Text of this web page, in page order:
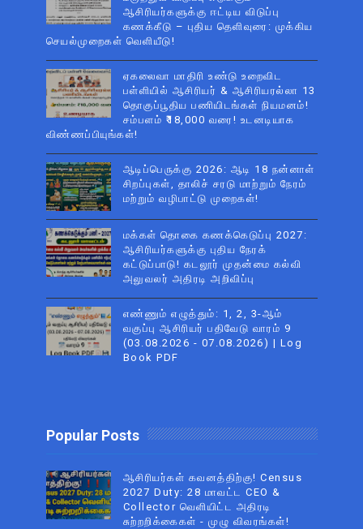
ஆசிரியர்களுக்கு ஈட்டிய விடுப்பு
கணக்கீடு – புதிய தெளிவுரை: முக்கிய
செயல்முறைகள் வெளியீடு!
ஏகலைவா மாதிரி உண்டு உறைவிட
பள்ளியில் ஆசிரியர் & ஆசிரியரல்லா 13
தொகுப்பூதிய பணியிடங்கள் நியமனம்!
சம்பளம் ₹18,000 வரை! உடனடியாக
விண்ணப்பியுங்கள்!
ஆடிப்பெருக்கு 2026: ஆடி 18 நன்னாள்
சிறப்புகள், தாலிச் சரடு மாற்றும் நேரம்
மற்றும் வழிபாட்டு முறைகள்!
மக்கள் தொகை கணக்கெடுப்பு 2027:
ஆசிரியர்களுக்கு புதிய நேரக்
கட்டுப்பாடு! கடலூர் முதன்மை கல்வி
அலுவலர் அதிரடி அறிவிப்பு
எண்ணும் எழுத்தும்: 1, 2, 3-ஆம்
வகுப்பு ஆசிரியர் பதிவேடு வாரம் 9
(03.08.2026 - 07.08.2026) | Log
Book PDF
Popular Posts
ஆசிரியர்கள் கவனத்திற்கு! Census
2027 Duty: 28 மாவட்ட CEO &
Collector வெளியிட்ட அதிரடி
சுற்றறிக்கைகள் - முழு விவரங்கள்!